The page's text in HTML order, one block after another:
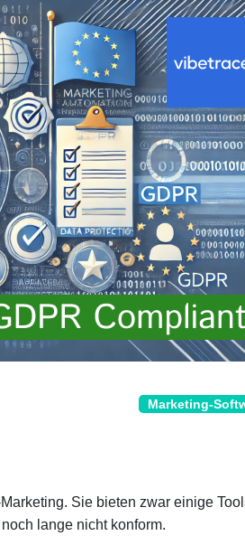
Marketing-
Sie bieten zwar einige
lange nicht konform.